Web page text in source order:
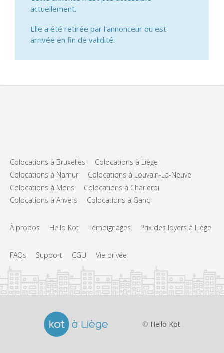
actuellement.
Elle a été retirée par l'annonceur ou est
arrivée en fin de validité.
Colocations à Bruxelles
Colocations à Liège
Colocations à Namur
Colocations à Louvain-La-Neuve
Colocations à Mons
Colocations à Charleroi
Colocations à Anvers
Colocations à Gand
À propos Hello Kot Témoignages Prix des loyers à Liège
FAQs Support CGU Vie privée
© Hello Kot